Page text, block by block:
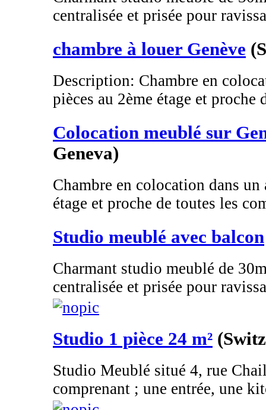
centralisée et prisée pour
chambre à louer Genève
Description: Chambre en
pièces au 2ème étage et proche
Colocation meublé sur
Geneva)
Chambre en colocation dans un
étage et proche de toutes les
Studio meublé avec balcon
Charmant studio meublé de
centralisée et prisée pour
Studio 1 pièce 24 m²
Studio Meublé situé 4, rue
comprenant ; une entrée, une